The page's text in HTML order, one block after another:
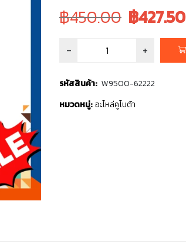
Original
price
was:
฿450.00 Current
฿450.00.
฿427.50
รหัสสินค้า: W9500-62222
หมวดหมู่: อะไหล่คูโบต้า